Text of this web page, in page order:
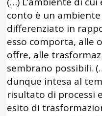
conto è un
differenziato in
esso comporta, alle
offre, alle
sembrano possibili.
dunque intesa al
risultato di processi
esito di